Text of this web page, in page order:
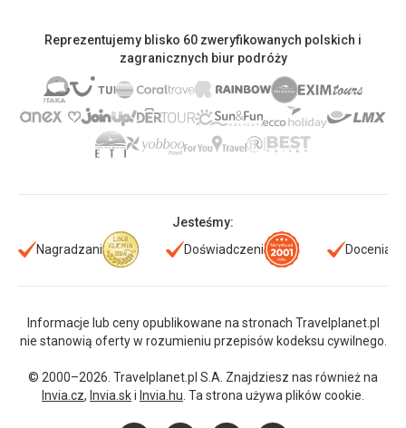
Reprezentujemy blisko 60 zweryfikowanych polskich i
zagranicznych biur podróży
Jesteśmy:
Nagradzani
Doświadczeni Doceniani
Informacje lub ceny opublikowane na stronach Travelplanet.pl
nie stanowią oferty w rozumieniu przepisów kodeksu cywilnego.
© 2000–2026. Travelplanet.pl S.A. Znajdziesz nas również na
Invia.cz, Invia.ski Invia.hu . Ta strona używa plików cookie.